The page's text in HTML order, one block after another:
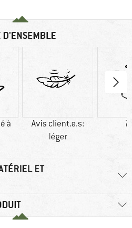
D'ENSEMBLE
à
Avis client.e.s:
léger
ET